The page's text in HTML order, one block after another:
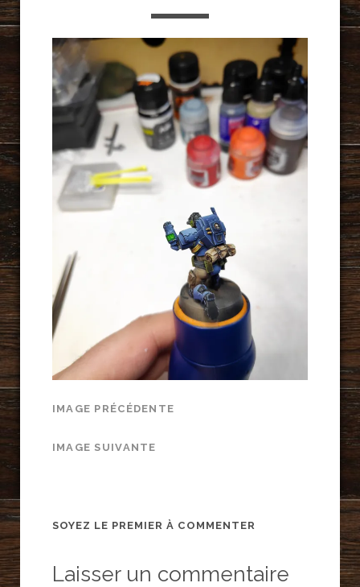
IMAGE PRÉCÉDENTE
IMAGE SUIVANTE
SOYEZ LE PREMIER À COMMENTER
Laisser un commentaire